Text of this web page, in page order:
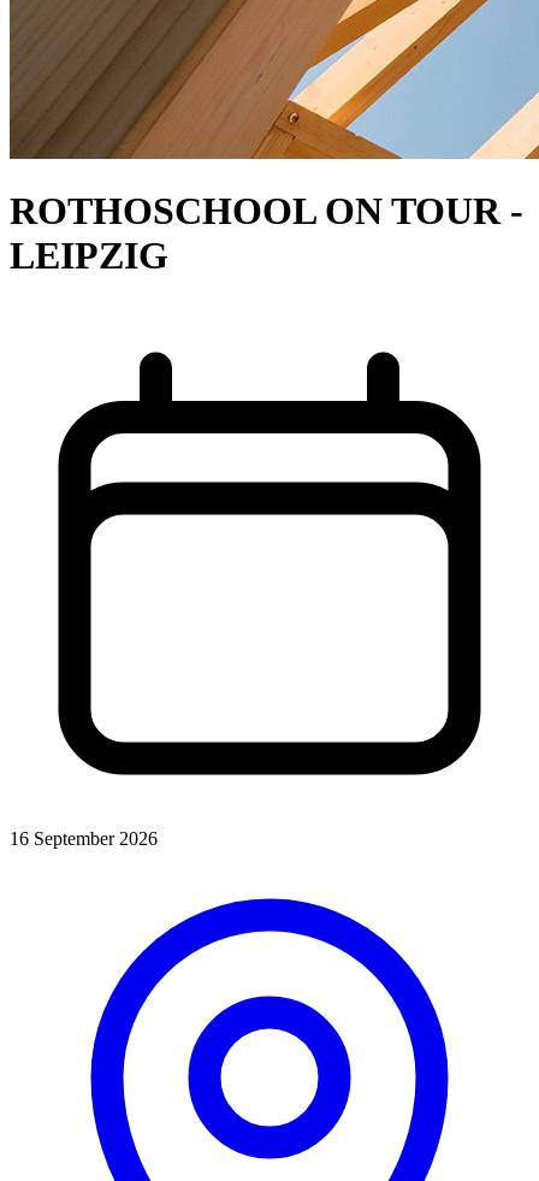
ROTHOSCHOOL ON TOUR -
LEIPZIG
16 September 2026